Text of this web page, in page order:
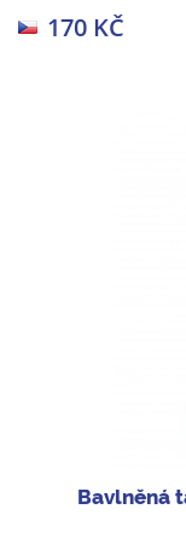
170 KČ
Bavlněná